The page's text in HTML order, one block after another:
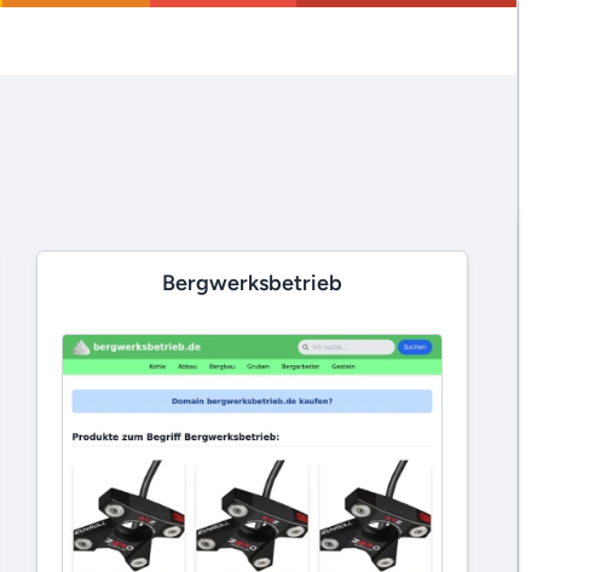
Bergwerksbetrieb